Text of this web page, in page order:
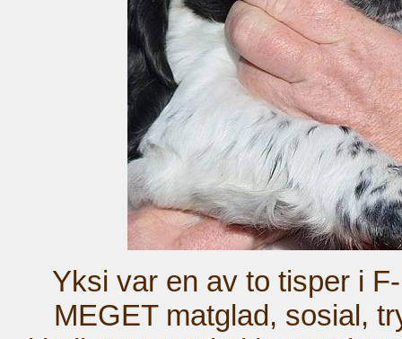
Yksi var en av to tisper i
MEGET matglad, sosial,